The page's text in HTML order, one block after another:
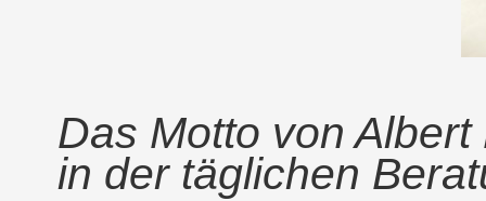
Das Motto von
in der täglichen